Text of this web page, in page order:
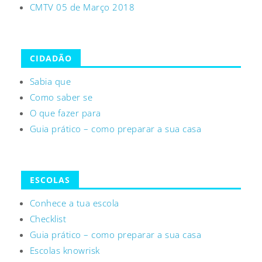
CMTV 05 de Março 2018
CIDADÃO
Sabia que
Como saber se
O que fazer para
Guia prático – como preparar a sua casa
ESCOLAS
Conhece a tua escola
Checklist
Guia prático – como preparar a sua casa
Escolas knowrisk